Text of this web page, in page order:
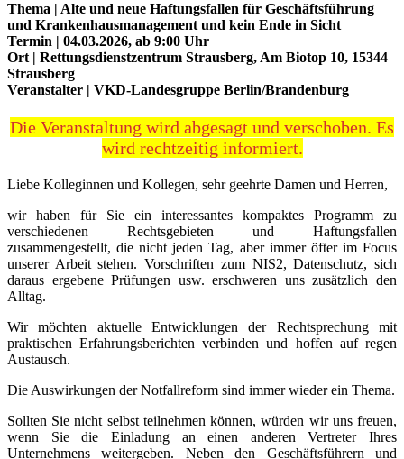
Thema | Alte und neue Haftungsfallen für Geschäftsführung
und Krankenhausmanagement und kein Ende in Sicht
Termin | 04.03.2026, ab 9:00 Uhr
Ort | Rettungsdienstzentrum Strausberg, Am Biotop 10, 15344
Strausberg
Veranstalter | VKD-Landesgruppe Berlin/Brandenburg
Die Veranstaltung wird abgesagt und verschoben. Es
wird rechtzeitig informiert.
Liebe Kolleginnen und Kollegen, sehr geehrte Damen und Herren,
wir haben für Sie ein interessantes kompaktes Programm zu
verschiedenen Rechtsgebieten und Haftungsfallen
zusammengestellt, die nicht jeden Tag, aber immer öfter im Focus
unserer Arbeit stehen. Vorschriften zum NIS2, Datenschutz, sich
daraus ergebene Prüfungen usw. erschweren uns zusätzlich den
Alltag.
Wir möchten aktuelle Entwicklungen der Rechtsprechung mit
praktischen Erfahrungsberichten verbinden und hoffen auf regen
Austausch.
Die Auswirkungen der Notfallreform sind immer wieder ein Thema.
Sollten Sie nicht selbst teilnehmen können, würden wir uns freuen,
wenn Sie die Einladung an einen anderen Vertreter Ihres
Unternehmens weitergeben. Neben den Geschäftsführern und